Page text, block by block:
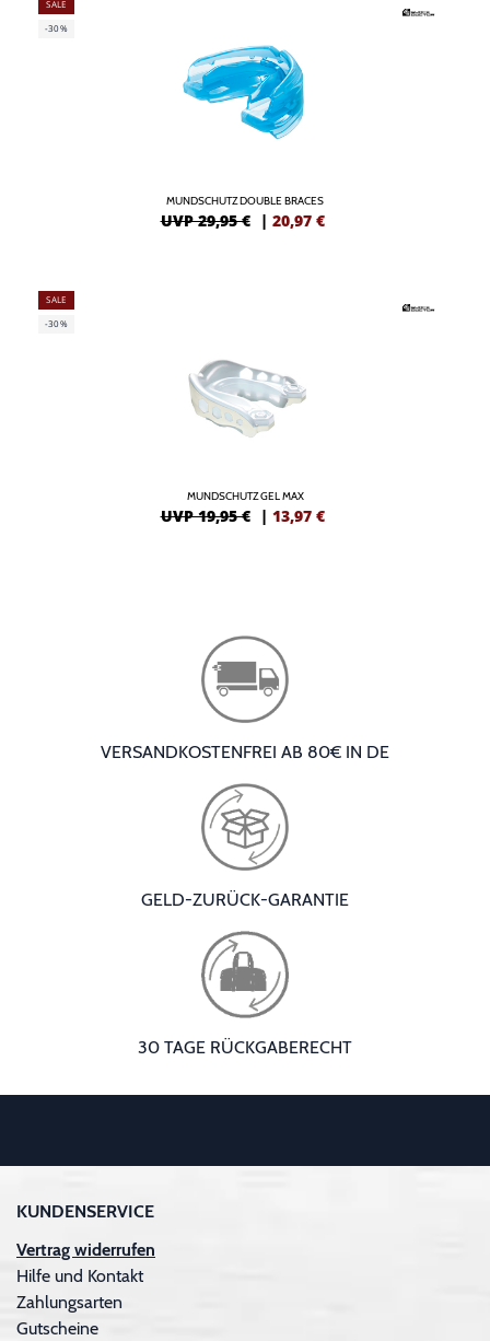
SALE
-30%
MUNDSCHUTZ DOUBLE BRACES
UVP 29,95 € | 20,97 €
SALE
-30%
MUNDSCHUTZ GEL MAX
UVP 19,95 € | 13,97 €
VERSANDKOSTENFREI AB 80€ IN DE
GELD-ZURÜCK-GARANTIE
30 TAGE RÜCKGABERECHT
KUNDENSERVICE
Vertrag widerrufen
Hilfe und Kontakt
Zahlungsarten
Gutscheine